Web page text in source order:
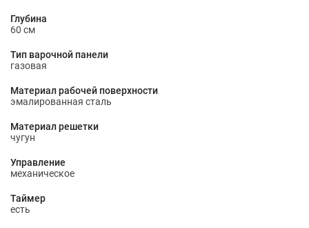
Глубина
60 см
Тип варочной панели
газовая
Материал рабочей поверхности
эмалированная сталь
Материал решетки
чугун
Управление
механическое
Таймер
есть